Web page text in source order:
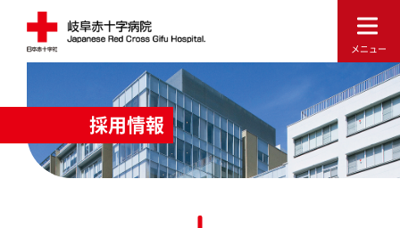
採用情報